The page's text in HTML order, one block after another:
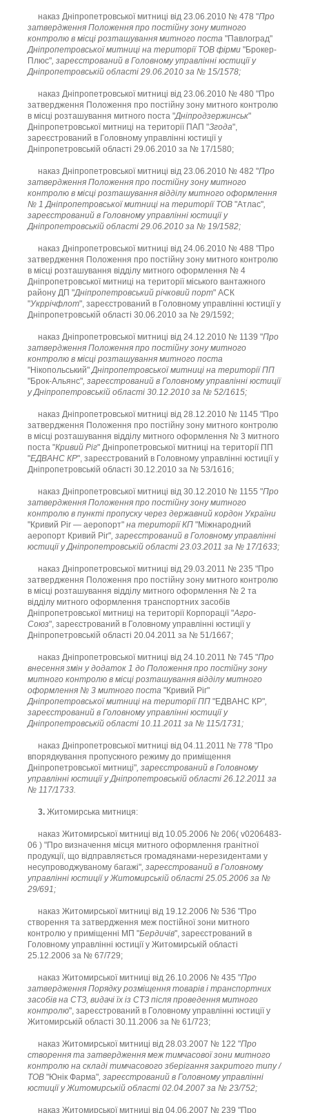
наказ Дніпропетровської митниці від 23.06.2010 № 478 "Про
затвердження Положення про постійну зону митного
контролю в місці розташування митного поста "Павлоград"
Дніпропетровської митниці на території ТОВ фірми "Брокер-
Плюс", зареєстрований в Головному управлінні юстиції у
Дніпропетровській області 29.06.2010 за № 15/1578;
наказ Дніпропетровської митниці від 23.06.2010 № 480 "Про
затвердження Положення про постійну зону митного контролю
в місці розташування митного поста "Дніпродзержинськ"
Дніпропетровської митниці на території ПАП "Згода",
зареєстрований в Головному управлінні юстиції у
Дніпропетровській області 29.06.2010 за № 17/1580;
наказ Дніпропетровської митниці від 23.06.2010 № 482 "Про
затвердження Положення про постійну зону митного
контролю в місці розташування відділу митного оформлення
№ 1 Дніпропетровської митниці на території ТОВ "Атлас",
зареєстрований в Головному управлінні юстиції у
Дніпропетровській області 29.06.2010 за № 19/1582;
наказ Дніпропетровської митниці від 24.06.2010 № 488 "Про
затвердження Положення про постійну зону митного контролю
в місці розташування відділу митного оформлення № 4
Дніпропетровської митниці на території міського вантажного
району ДП "Дніпропетровський річковий порт" АСК
"Укррічфлот", зареєстрований в Головному управлінні юстиції у
Дніпропетровській області 30.06.2010 за № 29/1592;
наказ Дніпропетровської митниці від 24.12.2010 № 1139 "Про
затвердження Положення про постійну зону митного
контролю в місці розташування митного поста
"Нікопольський"Дніпропетровської митниці на території ПП
"Брок-Альянс", зареєстрований в Головному управлінні юстиції
у Дніпропетровській області 30.12.2010 за № 52/1615;
наказ Дніпропетровської митниці від 28.12.2010 № 1145 "Про
затвердження Положення про постійну зону митного контролю
в місці розташування відділу митного оформлення № 3 митного
поста "Кривий Ріг" Дніпропетровської митниці на території ПП
"ЕДВАНС КР", зареєстрований в Головному управлінні юстиції у
Дніпропетровській області 30.12.2010 за № 53/1616;
наказ Дніпропетровської митниці від 30.12.2010 № 1155 "Про
затвердження Положення про постійну зону митного
контролю в пункті пропуску через державний кордон України
"Кривий Ріг — аеропорт" на території КП "Міжнародний
аеропорт Кривий Ріг", зареєстрований в Головному управлінні
юстиції у Дніпропетровській області 23.03.2011 за № 17/1633;
наказ Дніпропетровської митниці від 29.03.2011 № 235 "Про
затвердження Положення про постійну зону митного контролю
в місці розташування відділу митного оформлення № 2 та
відділу митного оформлення транспортних засобів
Дніпропетровської митниці на території Корпорації "Агро-
Союз", зареєстрований в Головному управлінні юстиції у
Дніпропетровській області 20.04.2011 за № 51/1667;
наказ Дніпропетровської митниці від 24.10.2011 № 745 "Про
внесення змін у додаток 1 до Положення про постійну зону
митного контролю в місці розташування відділу митного
оформлення № 3 митного поста "Кривий Ріг"
Дніпропетровської митниці на території ПП "ЕДВАНС КР",
зареєстрований в Головному управлінні юстиції у
Дніпропетровській області 10.11.2011 за № 115/1731;
наказ Дніпропетровської митниці від 04.11.2011 № 778 "Про
впорядкування пропускного режиму до приміщення
Дніпропетровської митниці", зареєстрований в Головному
управлінні юстиції у Дніпропетровській області 26.12.2011 за
№ 117/1733.
3. Житомирська митниця:
наказ Житомирської митниці від 10.05.2006 № 206( v0206483-
06 ) "Про визначення місця митного оформлення гранітної
продукції, що відправляється громадянами-нерезидентами у
несупроводжуваному багажі", зареєстрований в Головному
управлінні юстиції у Житомирській області 25.05.2006 за №
29/691;
наказ Житомирської митниці від 19.12.2006 № 536 "Про
створення та затвердження меж постійної зони митного
контролю у приміщенні МП "Бердичів", зареєстрований в
Головному управлінні юстиції у Житомирській області
25.12.2006 за № 67/729;
наказ Житомирської митниці від 26.10.2006 № 435 "Про
затвердження Порядку розміщення товарів і транспортних
засобів на СТЗ, видачі їх із СТЗ після проведення митного
контролю", зареєстрований в Головному управлінні юстиції у
Житомирській області 30.11.2006 за № 61/723;
наказ Житомирської митниці від 28.03.2007 № 122 "Про
створення та затвердження меж тимчасової зони митного
контролю на складі тимчасового зберігання закритого типу /
ТОВ "Юнік Фарма", зареєстрований в Головному управлінні
юстиції у Житомирській області 02.04.2007 за № 23/752;
наказ Житомирської митниці від 04.06.2007 № 239 "Про